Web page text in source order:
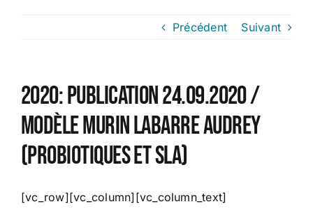
LA SLA, C’EST QUOI ?
Le microbiote intestinal, c’est quoi ?
Études
Précédent Suivant
2020: Publication 24.09.2020 /
Modèle Murin Labarre Audrey
(probiotiques et SLA)
[vc_row][vc_column][vc_column_text]